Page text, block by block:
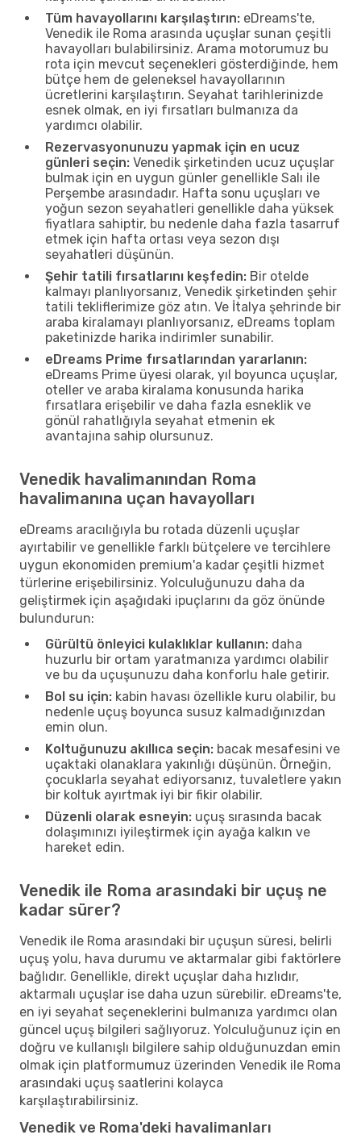
Tüm havayollarını karşılaştırın: eDreams'te,
Venedik ile Roma arasında uçuşlar sunan çeşitli
havayolları bulabilirsiniz. Arama motorumuz bu
rota için mevcut seçenekleri gösterdiğinde, hem
bütçe hem de geleneksel havayollarının
ücretlerini karşılaştırın. Seyahat tarihlerinizde
esnek olmak, en iyi fırsatları bulmanıza da
yardımcı olabilir.
Rezervasyonunuzu yapmak için en ucuz
günleri seçin: Venedik şirketinden ucuz uçuşlar
bulmak için en uygun günler genellikle Salı ile
Perşembe arasındadır. Hafta sonu uçuşları ve
yoğun sezon seyahatleri genellikle daha yüksek
fiyatlara sahiptir, bu nedenle daha fazla tasarruf
etmek için hafta ortası veya sezon dışı
seyahatleri düşünün.
Şehir tatili fırsatlarını keşfedin: Bir otelde
kalmayı planlıyorsanız, Venedik şirketinden şehir
tatili tekliflerimize göz atın. Ve İtalya şehrinde bir
araba kiralamayı planlıyorsanız, eDreams toplam
paketinizde harika indirimler sunabilir.
eDreams Prime fırsatlarından yararlanın:
eDreams Prime üyesi olarak, yıl boyunca uçuşlar,
oteller ve araba kiralama konusunda harika
fırsatlara erişebilir ve daha fazla esneklik ve
gönül rahatlığıyla seyahat etmenin ek
avantajına sahip olursunuz.
Venedik havalimanından Roma
havalimanına uçan havayolları
eDreams aracılığıyla bu rotada düzenli uçuşlar
ayırtabilir ve genellikle farklı bütçelere ve tercihlere
uygun ekonomiden premium'a kadar çeşitli hizmet
türlerine erişebilirsiniz. Yolculuğunuzu daha da
geliştirmek için aşağıdaki ipuçlarını da göz önünde
bulundurun:
Gürültü önleyici kulaklıklar kullanın: daha
huzurlu bir ortam yaratmanıza yardımcı olabilir
ve bu da uçuşunuzu daha konforlu hale getirir.
Bol su için: kabin havası özellikle kuru olabilir, bu
nedenle uçuş boyunca susuz kalmadığınızdan
emin olun.
Koltuğunuzu akıllıca seçin: bacak mesafesini ve
uçaktaki olanaklara yakınlığı düşünün. Örneğin,
çocuklarla seyahat ediyorsanız, tuvaletlere yakın
bir koltuk ayırtmak iyi bir fikir olabilir.
Düzenli olarak esneyin: uçuş sırasında bacak
dolaşımınızı iyileştirmek için ayağa kalkın ve
hareket edin.
Venedik ile Roma arasındaki bir uçuş ne
kadar sürer?
Venedik ile Roma arasındaki bir uçuşun süresi, belirli
uçuş yolu, hava durumu ve aktarmalar gibi faktörlere
bağlıdır. Genellikle, direkt uçuşlar daha hızlıdır,
aktarmalı uçuşlar ise daha uzun sürebilir. eDreams'te,
en iyi seyahat seçeneklerini bulmanıza yardımcı olan
güncel uçuş bilgileri sağlıyoruz. Yolculuğunuz için en
doğru ve kullanışlı bilgilere sahip olduğunuzdan emin
olmak için platformumuz üzerinden Venedik ile Roma
arasındaki uçuş saatlerini kolayca
karşılaştırabilirsiniz.
Venedik ve Roma'deki havalimanları